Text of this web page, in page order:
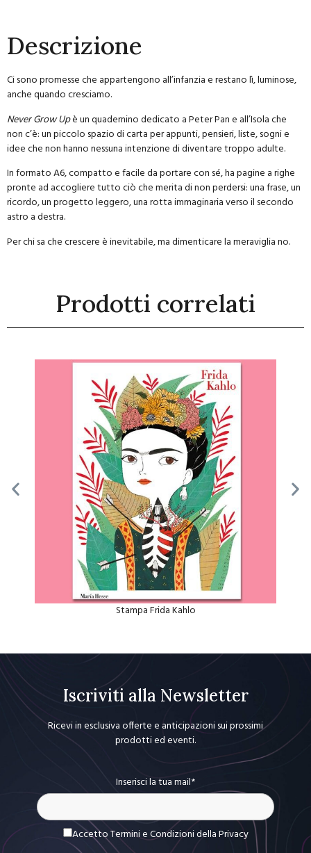
Descrizione
Ci sono promesse che appartengono all’infanzia e restano lì, luminose,
anche quando cresciamo.
Never Grow Upè un quadernino dedicato a Peter Pan e all’Isola che
non c’è: un piccolo spazio di carta per appunti, pensieri, liste, sogni e
idee che non hanno nessuna intenzione di diventare troppo adulte.
In formato A6, compatto e facile da portare con sé, ha pagine a righe
pronte ad accogliere tutto ciò che merita di non perdersi: una frase, un
ricordo, un progetto leggero, una rotta immaginaria verso il secondo
astro a destra.
Per chi sa che crescere è inevitabile, ma dimenticare la meraviglia no.
Prodotti correlati
Stampa Frida Kahlo
Iscriviti alla Newsletter
Ricevi in esclusiva offerte e anticipazioni sui prossimi
prodotti ed eventi.
Inserisci la tua mail*
Accetto Termini e Condizionidella Privacy